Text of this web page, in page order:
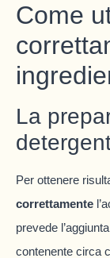
Come
La
Per ottenere
correttamente
prevede
contenente circa